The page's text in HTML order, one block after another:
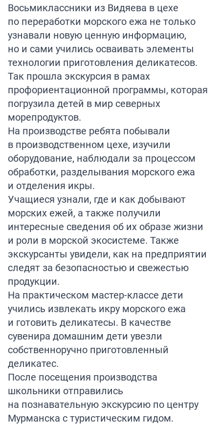
Восьмиклассники из Видяева в цехе
по переработки морского ежа не только
узнавали новую ценную информацию,
но и сами учились осваивать элементы
технологии приготовления деликатесов.
Так прошла экскурсия в рамах
профориентационной программы, которая
погрузила детей в мир северных
морепродуктов.
На производстве ребята побывали
в производственном цехе, изучили
оборудование, наблюдали за процессом
обработки, разделывания морского ежа
и отделения икры.
Учащиеся узнали, где и как добывают
морских ежей, а также получили
интересные сведения об их образе жизни
и роли в морской экосистеме. Также
экскурсанты увидели, как на предприятии
следят за безопасностью и свежестью
продукции.
На практическом мастер-классе дети
учились извлекать икру морского ежа
и готовить деликатесы. В качестве
сувенира домашним дети увезли
собственноручно приготовленный
деликатес.
После посещения производства
школьники отправились
на познавательную экскурсию по центру
Мурманска с туристическим гидом.